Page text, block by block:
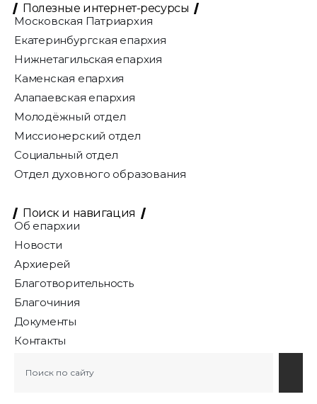
Полезные интернет-ресурсы
Московская Патриархия
Екатеринбургская епархия
Нижнетагильская епархия
Каменская епархия
Алапаевская епархия
Молодёжный отдел
Миссионерский отдел
Социальный отдел
Отдел духовного образования
Поиск и навигация
Об епархии
Новости
Архиерей
Благотворительность
Благочиния
Документы
Контакты